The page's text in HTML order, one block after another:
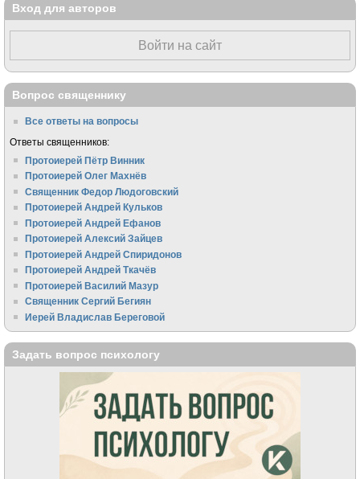
Вход для авторов
Войти на сайт
Вопрос священнику
Все ответы на вопросы
Ответы священников:
Протоиерей Пётр Винник
Протоиерей Олег Махнёв
Священник Федор Людоговский
Протоиерей Андрей Кульков
Протоиерей Андрей Ефанов
Протоиерей Алексий Зайцев
Протоиерей Андрей Спиридонов
Протоиерей Андрей Ткачёв
Протоиерей Василий Мазур
Священник Сергий Бегиян
Иерей Владислав Береговой
Задать вопрос психологу